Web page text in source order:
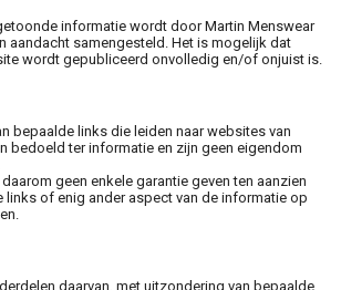
informatie wordt door Martin Menswear
aandacht samengesteld. Het is mogelijk dat
wordt gepubliceerd onvolledig en/of onjuist is.
bepaalde links die leiden naar websites van
bedoeld ter informatie en zijn geen eigendom
geen enkele garantie geven ten aanzien
links of enig ander aspect van de informatie op
daarvan, met uitzondering van bepaalde